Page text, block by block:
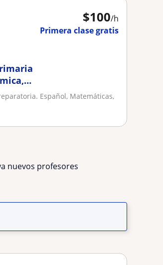
$100/h
Primera clase gratis
Español, Matemáticas,
nuevos profesores